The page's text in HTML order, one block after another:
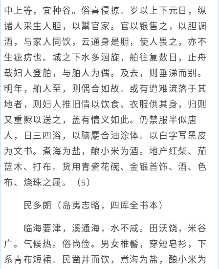
中上等，宜种谷。俗喜侵掠。岁以上下元日，纵
诸人采生人胆，以鬻官家。官以银售之，以胆调
酒，与家人同饮，云通身是胆，使人畏之，亦不
生疵疠也。城之下水多洄旋，舶往复数日，止舟
载妇人登舶，与舶人为偶。及去，则垂涕而别。
明年，舶人至，则偶合如故。或有遭难流落于其
地者，则妇人推旧情以饮食、衣服供其身，归则
又重赆以送之，盖有情义如此。仍禁服半似唐
人，日三四浴，以脑麝合油涂体。以白字写黑皮
为文书。煮海为盐，酿小米为酒。地产红柴、茄
蓝木、打布。货用青瓷花碗、金银首饰、酒、色
布、烧珠之属。（5）
民多朗（岛夷志略，四库全书本）
临海要津，溪通海，水不咸。田沃饶，米谷
广。气候热。俗尚俭。男女椎髻，穿短皂衫，下
系青布短裙。民凿井而饮，煮海为盐，酿小米为